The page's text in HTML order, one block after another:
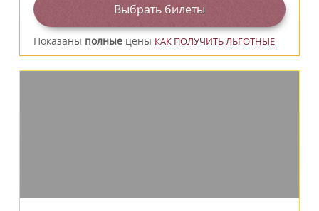
Выбрать билеты
Показаны полные цены КАК ПОЛУЧИТЬ ЛЬГОТНЫЕ